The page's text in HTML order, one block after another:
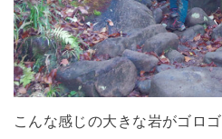
こんな感じの大きな岩がゴロ